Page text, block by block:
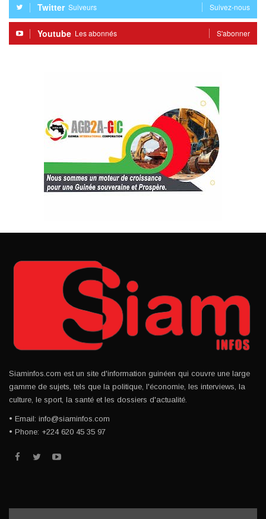
Twitter Suiveurs Suivez-nous
Youtube Les abonnés S'abonner
Siaminfos.com est un site d'information guinéen qui couvre une large
gamme de sujets, tels que la politique, l'économie, les interviews, la
culture, le sport, la santé et les dossiers d'actualité.
• Email: info@siaminfos.com
• Phone: +224 620 45 35 97